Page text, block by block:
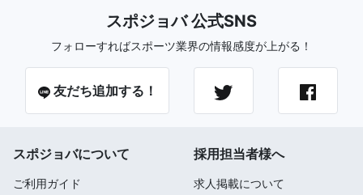
スポジョバ 公式SNS
フォローすればスポーツ業界の情報感度が上がる！
友だち追加する！
スポジョバについて
ご利用ガイド
採用担当者様へ
求人掲載について